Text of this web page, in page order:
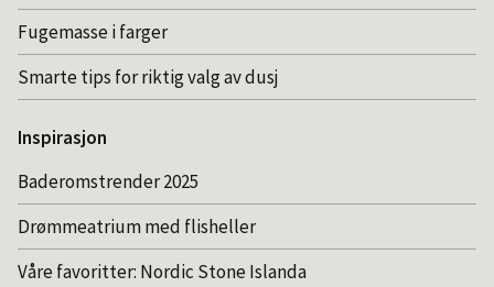
Fugemasse i farger
Smarte tips for riktig valg av dusj
Inspirasjon
Baderomstrender 2025
Drømmeatrium med flisheller
Våre favoritter: Nordic Stone Islanda